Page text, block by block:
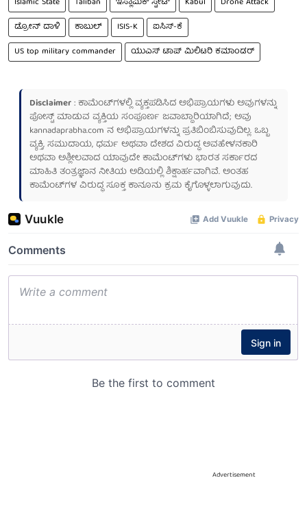
ಡ್ರೋನ್ ದಾಳಿ
ಕಾಬುಲ್ ISIS-K
ಐಸಿಸ್-ಕೆ
US top military commander
ಯುಎಸ್ ಟಾಪ್ ಮಿಲಿಟರಿ ಕಮಾಂಡರ್
Disclaimer: ಕಾಮೆಂಟ್‌ಗಳಲ್ಲಿ ವ್ಯಕ್ತಪಡಿಸಿದ ಅಭಿಪ್ರಾಯಗಳು ಅವುಗಳನ್ನು
ಪೋಸ್ಟ್ ಮಾಡುವ ವ್ಯಕ್ತಿಯ ಸಂಪೂರ್ಣ ಜವಾಬ್ದಾರಿಯಾಗಿದೆ; ಅವು
kannadaprabha.com ನ ಅಭಿಪ್ರಾಯಗಳನ್ನು ಪ್ರತಿಬಿಂಬಿಸುವುದಿಲ್ಲ. ಒಬ್ಬ
ವ್ಯಕ್ತಿ, ಸಮುದಾಯ, ಧರ್ಮ ಅಥವಾ ದೇಶದ ವಿರುದ್ಧ ಅವಹೇಳನಕಾರಿ
ಅಥವಾ ಅಶ್ಲೀಲವಾದ ಯಾವುದೇ ಕಾಮೆಂಟ್‌ಗಳು ಭಾರತ ಸರ್ಕಾರದ
ಮಾಹಿತಿ ತಂತ್ರಜ್ಞಾನ ನೀತಿಯ ಅಡಿಯಲ್ಲಿ ಶಿಕ್ಷಾರ್ಹವಾಗಿವೆ. ಅಂತಹ
ಕಾಮೆಂಟ್‌ಗಳ ವಿರುದ್ಧ ಸೂಕ್ತ ಕಾನೂನು ಕ್ರಮ ಕೈಗೊಳ್ಳಲಾಗುವುದು.
Advertisement